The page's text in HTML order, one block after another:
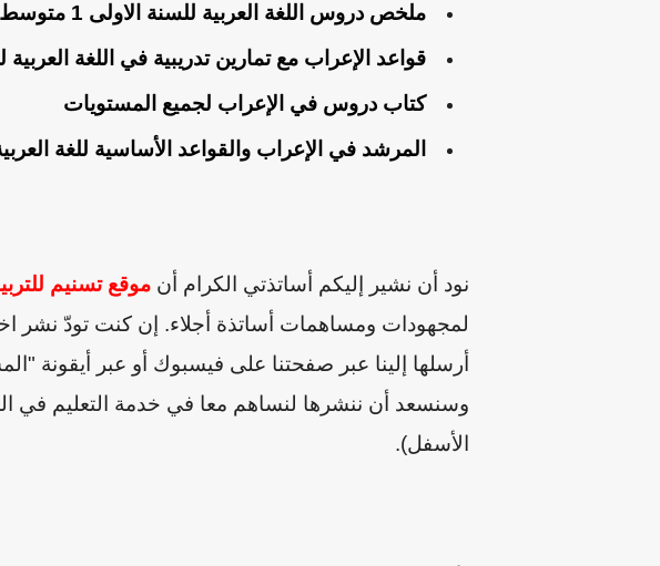
ملخص دروس اللغة العربية للسنة الاولى 1 متوسط ج2 إعداد الأستاذ أحمد نبق
قواعد الإعراب مع تمارين تدريبية في اللغة العربية للسنة
كتاب دروس في الإعراب لجميع المستويات
المرشد في الإعراب والقواعد الأساسية للغة العربية للسنة
نود أن نشير إليكم أساتذتي الكرام أن موقع تسنيم
لمجهودات ومساهمات أساتذة أجلاء. إن كنت تودّ نشر
أرسلها إلينا عبر صفحتنا على فيسبوك أو عبر أيقونة
وسنسعد أن ننشرها لنساهم معا في خدمة التعليم في
الأسفل).